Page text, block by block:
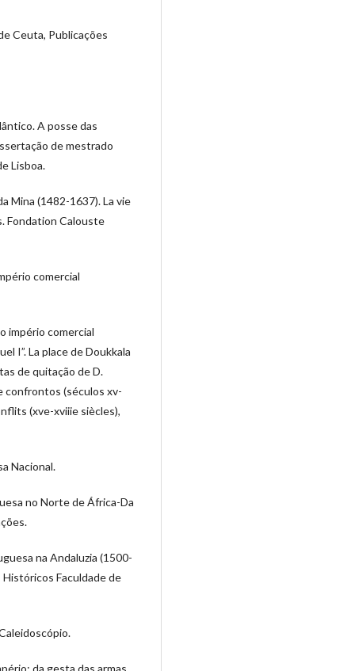
Ceuta, Publicações
A posse das
de mestrado
Lisboa.
Mina (1482-1637). La vie
Fondation Calouste
comercial
império comercial
I”. La place de Doukkala
de quitação de D.
confrontos (séculos xv-
(xve-xviiie siècles),
Nacional.
no Norte de África-Da
na Andaluzia (1500-
Faculdade de
da gesta das armas